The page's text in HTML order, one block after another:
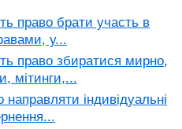
право брати участь в
у...
право збиратися мирно,
мітинги,...
індивідуальні